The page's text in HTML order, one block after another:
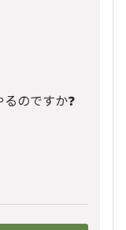
のですか❓